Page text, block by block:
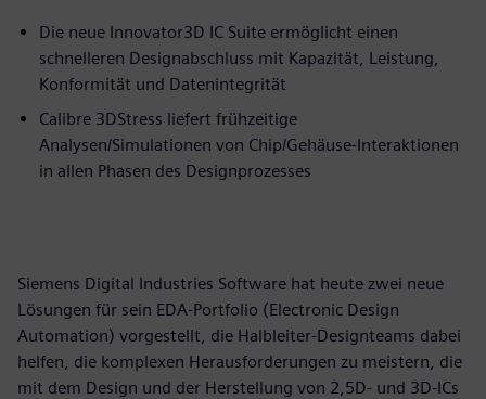
Die neue Innovator3D IC Suite ermöglicht einen
schnelleren Designabschluss mit Kapazität, Leistung,
Konformität und Datenintegrität
Calibre 3DStress liefert frühzeitige
Analysen/Simulationen von Chip/Gehäuse-Interaktionen
in allen Phasen des Designprozesses
Siemens Digital Industries Software hat heute zwei neue
Lösungen für sein EDA-Portfolio (Electronic Design
Automation) vorgestellt, die Halbleiter-Designteams dabei
helfen, die komplexen Herausforderungen zu meistern, die
mit dem Design und der Herstellung von 2,5D- und 3D-ICs